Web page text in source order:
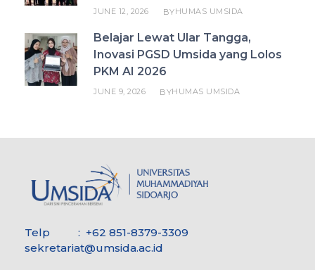
JUNE 12, 2026 BYHUMAS UMSIDA
Belajar Lewat Ular Tangga,
Inovasi PGSD Umsida yang Lolos
PKM AI 2026
JUNE 9, 2026 BYHUMAS UMSIDA
Telp : +62 851-8379-3309
sekretariat@umsida.ac.id